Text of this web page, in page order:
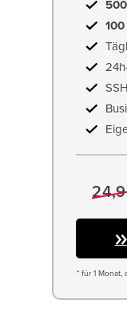
100
* für 1 Monat,